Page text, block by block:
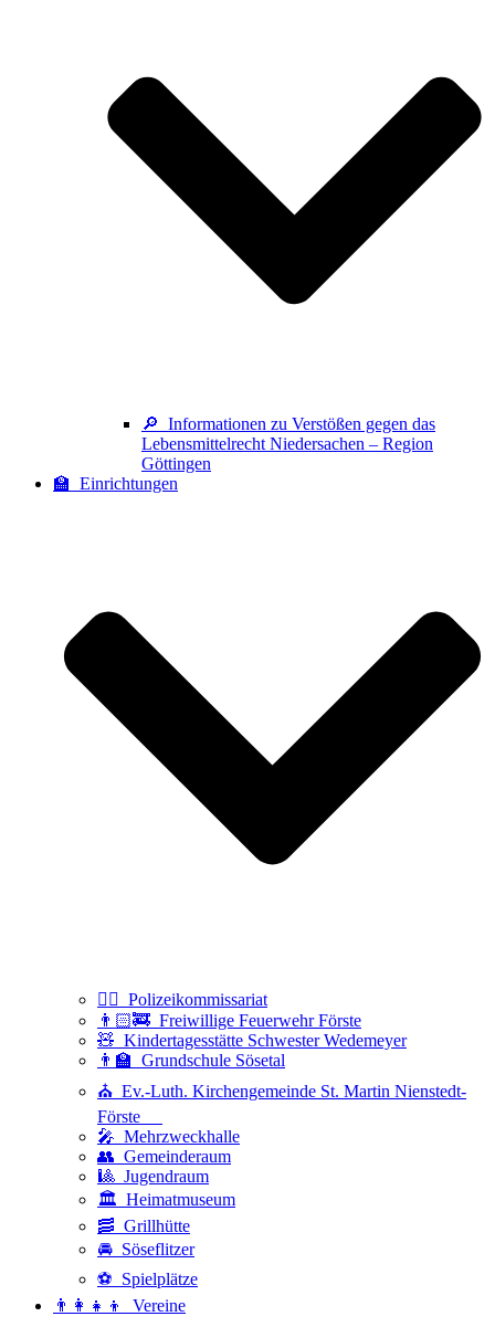
🔎 Informationen zu Verstößen gegen das
Lebensmittelrecht Niedersachen – Region
Göttingen
🏫 Einrichtungen
👮‍♂️ Polizeikommissariat
👨🏻‍🚒 Freiwillige Feuerwehr Förste
🧸 Kindertagesstätte Schwester Wedemeyer
👨‍🏫 Grundschule Sösetal
⛪ Ev.-Luth. Kirchengemeinde St. Martin Nienstedt-
Förste
🎤 Mehrzweckhalle
👥 Gemeinderaum
🎱 Jugendraum
🏛️ Heimatmuseum
🥓 Grillhütte
🚘 Söseflitzer
⚽ Spielplätze
👨‍👩‍👧‍👦 Vereine